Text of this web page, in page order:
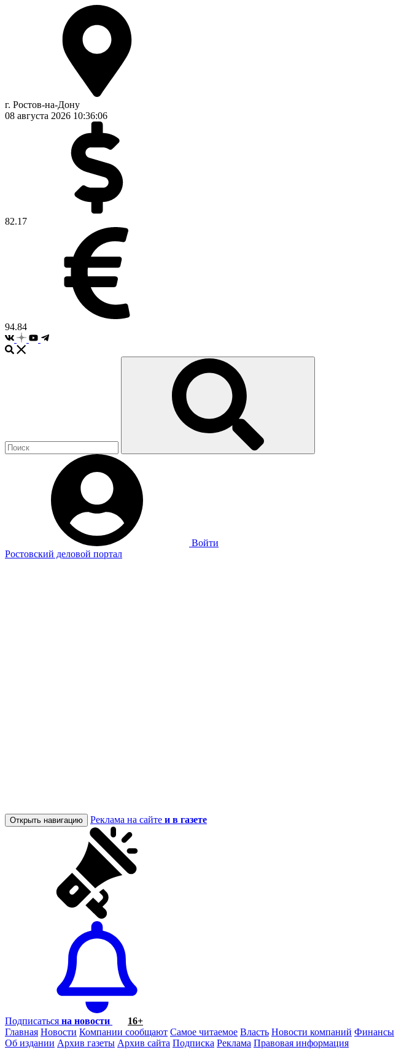
г. Ростов-на-Дону
08 августа 2026 10:36:07
82.17
94.84
Войти
Ростовский деловой портал
Открыть навигацию Реклама на сайте и в газете
Подписаться на новости
16+
Главная Новости Компании сообщают Самое читаемое Власть Новости компаний Финансы
Об издании Архив газеты Архив сайта Подписка Реклама Правовая информация